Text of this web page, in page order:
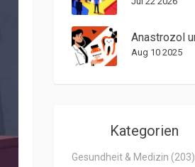
Aug 10 2025
Kategorien
Gesundheit & Medizin (203)